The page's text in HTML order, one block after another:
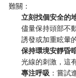
難關：
立刻找個安全的
儘量保持頭部不
誘發或加重眩暈
保持環境安靜昏
光線的刺激，這
專注呼吸 ：嘗試